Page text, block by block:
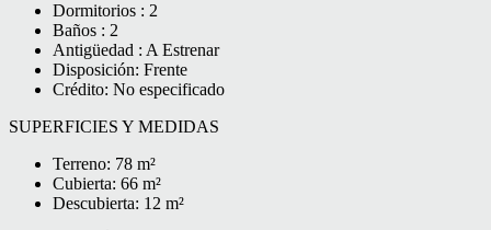
Dormitorios : 2
Baños : 2
Antigüedad : A Estrenar
Disposición: Frente
Crédito: No especificado
SUPERFICIES Y MEDIDAS
Terreno: 78 m²
Cubierta: 66 m²
Descubierta: 12 m²